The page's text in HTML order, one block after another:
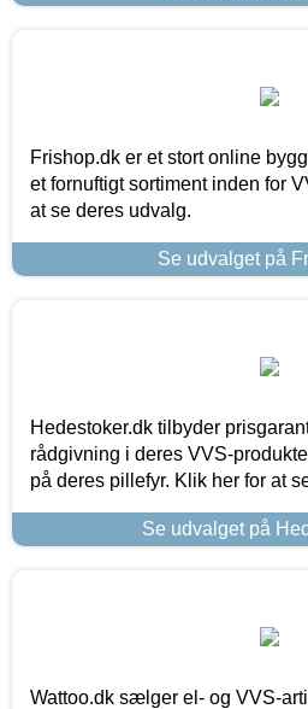
Frishop.dk er et stort online
et fornuftigt sortiment inden for
at se deres udvalg.
Se udvalget på
Hedestoker.dk tilbyder
rådgivning i deres VVS-
på deres pillefyr. Klik her for at
Se udvalget på
Wattoo.dk sælger el- og VVS-